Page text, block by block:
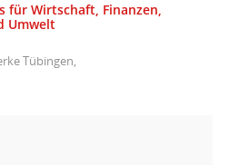
für Wirtschaft, Finanzen,
Umwelt
Tübingen,